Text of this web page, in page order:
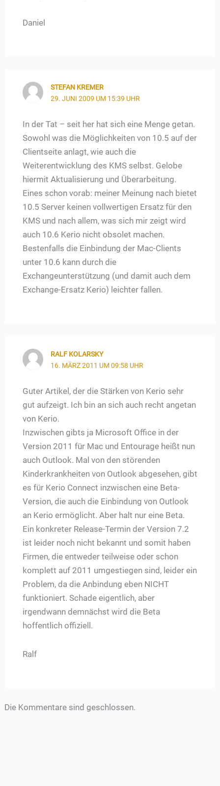
Daniel
STEFAN KREMER
29. JUNI 2009 UM 15:39 UHR
In der Tat – seit her hat sich eine Menge getan.
Sowohl was die Möglichkeiten von 10.5 auf der
Clientseite anlagt, wie auch die
Weiterentwicklung des KMS selbst. Gelobe
hiermit Aktualisierung und Überarbeitung.
Eines schon vorab: meiner Meinung nach bietet
10.5 Server keinen vollwertigen Ersatz für den
KMS und nach allem, was sich mir zeigt wird
auch 10.6 Kerio nicht obsolet machen.
Bestenfalls die Einbindung der Mac-Clients
unter 10.6 kann durch die
Exchangeunterstützung (und damit auch dem
Exchange-Ersatz Kerio) leichter fallen.
RALF KOLARSKY
16. MÄRZ 2011 UM 09:58 UHR
Guter Artikel, der die Stärken von Kerio sehr
gut aufzeigt. Ich bin an sich auch recht angetan
von Kerio.
Inzwischen gibts ja Microsoft Office in der
Version 2011 für Mac und Entourage heißt nun
auch Outlook. Mal von den störenden
Kinderkrankheiten von Outlook abgesehen, gibt
es für Kerio Connect inzwischen eine Beta-
Version, die auch die Einbindung von Outlook
an Kerio ermöglicht. Aber halt nur eine Beta.
Ein konkreter Release-Termin der Version 7.2
ist leider noch nicht bekannt und somit haben
Firmen, die entweder teilweise oder schon
komplett auf 2011 umgestiegen sind, leider ein
Problem, da die Anbindung eben NICHT
funktioniert. Schade eigentlich, aber
irgendwann demnächst wird die Beta
hoffentlich offiziell.
Ralf
Die Kommentare sind geschlossen.